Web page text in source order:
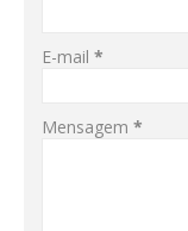
E-mail *
Mensagem *